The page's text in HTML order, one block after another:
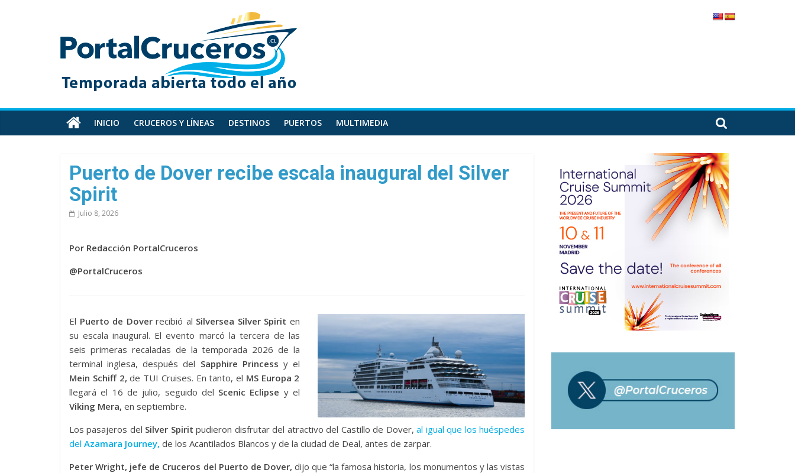
PortalCruceros
Toda
información
cruceros
en
un
sitio
INICIO CRUCEROS Y LÍNEAS DESTINOS PUERTOS MULTIMEDIA
Puerto de Dover recibe escala inaugural del Silver
Spirit
Julio 8, 2026
Por Redacción PortalCruceros
@PortalCruceros
El Puerto de Doverrecibió al Silversea Silver Spirit en
su escala inaugural. El evento marcó la tercera de las
seis primeras recaladas de la temporada 2026 de la
terminal inglesa, después del Sapphire Princess y el
Mein Schiff 2, de TUI Cruises. En tanto, el MS Europa 2
llegará el 16 de julio, seguido del Scenic Eclipse y el
Viking Mera, en septiembre.
Los pasajeros del Silver Spirit pudieron disfrutar del atractivo del Castillo de Dover,al igual que los huéspedes
del Azamara Journey, de los Acantilados Blancos y de la ciudad de Deal, antes de zarpar.
Peter Wright, jefe de Cruceros del Puerto de Dover, dijo que “la famosa historia, los monumentos y las vistas